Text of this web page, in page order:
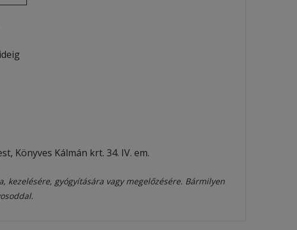
Könyves Kálmán krt. 34. IV. em.
kezelésére, gyógyítására vagy megelőzésére. Bármilyen